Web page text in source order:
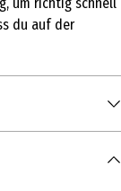
du auf der